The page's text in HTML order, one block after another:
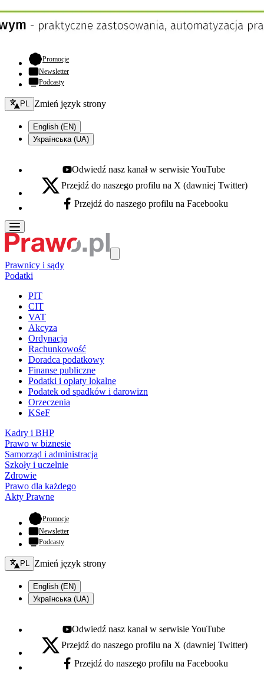
Promocje- otwiera się w nowej karcie
Newsletter
Podcasty
Zmień język - bieżący:
PL Zmień język strony
English (EN)
Українська (UA)
Youtube - otwiera się w nowej karcie
Odwiedź nasz kanał w serwisie YouTube
X - otwiera się w nowej karcie
Przejdź do naszego profilu na X (dawniej Twitter)
Facebook - otwiera się w nowej karcie
Przejdź do naszego profilu na Facebooku
Prawnicy i sądy
Podatki
PIT
CIT
VAT
Akcyza
Ordynacja
Rachunkowość
Doradca podatkowy
Finanse publiczne
Podatki i opłaty lokalne
Podatek od spadków i darowizn
Orzeczenia
KSeF
Kadry i BHP
Prawo w biznesie
Samorząd i administracja
Szkoły i uczelnie
Zdrowie
Prawo dla każdego
Akty Prawne
Promocje- otwiera się w nowej karcie
Newsletter
Podcasty
Zmień język - bieżący:
PL Zmień język strony
English (EN)
Українська (UA)
Youtube - otwiera się w nowej karcie
Odwiedź nasz kanał w serwisie YouTube
X - otwiera się w nowej karcie
Przejdź do naszego profilu na X (dawniej Twitter)
Facebook - otwiera się w nowej karcie
Przejdź do naszego profilu na Facebooku